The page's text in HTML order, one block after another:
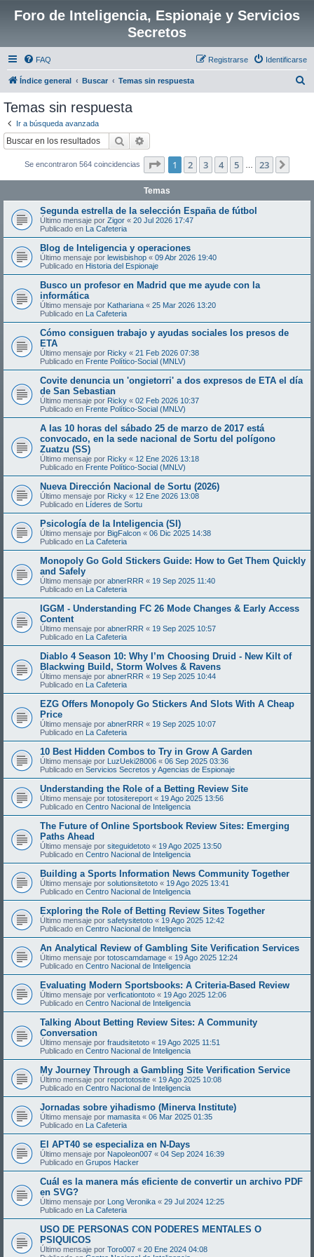
Foro de Inteligencia, Espionaje y Servicios
Secretos
FAQ Identificarse
Registrarse
Índice general Buscar Temas sin respuesta
Temas sin respuesta
Ir a búsqueda avanzada
Buscar
Se encontraron 564 coincidencias Página de 23
1 2 3 4 5 23
Temas
Segunda estrella de la selección España de fútbol
Último mensaje por Zigor « 20 Jul 2026 17:47
Publicado en La Cafeteria
Blog de Inteligencia y operaciones
Último mensaje por lewisbishop « 09 Abr 2026 19:40
Publicado en Historia del Espionaje
Busco un profesor en Madrid que me ayude con la
informática
Último mensaje por Kathariana « 25 Mar 2026 13:20
Publicado en La Cafeteria
Cómo consiguen trabajo y ayudas sociales los presos de
ETA
Último mensaje por Ricky « 21 Feb 2026 07:38
Publicado en Frente Político-Social (MNLV)
Covite denuncia un 'ongietorri' a dos expresos de ETA el día
de San Sebastian
Último mensaje por Ricky « 02 Feb 2026 10:37
Publicado en Frente Político-Social (MNLV)
A las 10 horas del sábado 25 de marzo de 2017 está
convocado, en la sede nacional de Sortu del polígono
Zuatzu (SS)
Último mensaje por Ricky « 12 Ene 2026 13:18
Publicado en Frente Político-Social (MNLV)
Nueva Dirección Nacional de Sortu (2026)
Último mensaje por Ricky « 12 Ene 2026 13:08
Publicado en Líderes de Sortu
Psicología de la Inteligencia (SI)
Último mensaje por BigFalcon « 06 Dic 2025 14:38
Publicado en La Cafeteria
Monopoly Go Gold Stickers Guide: How to Get Them Quickly
and Safely
Último mensaje por abnerRRR « 19 Sep 2025 11:40
Publicado en La Cafeteria
IGGM - Understanding FC 26 Mode Changes & Early Access
Content
Último mensaje por abnerRRR « 19 Sep 2025 10:57
Publicado en La Cafeteria
Diablo 4 Season 10: Why I’m Choosing Druid - New Kilt of
Blackwing Build, Storm Wolves & Ravens
Último mensaje por abnerRRR « 19 Sep 2025 10:44
Publicado en La Cafeteria
EZG Offers Monopoly Go Stickers And Slots With A Cheap
Price
Último mensaje por abnerRRR « 19 Sep 2025 10:07
Publicado en La Cafeteria
10 Best Hidden Combos to Try in Grow A Garden
Último mensaje por LuzUeki28006 « 06 Sep 2025 03:36
Publicado en Servicios Secretos y Agencias de Espionaje
Understanding the Role of a Betting Review Site
Último mensaje por totositereport « 19 Ago 2025 13:56
Publicado en Centro Nacional de Inteligencia
The Future of Online Sportsbook Review Sites: Emerging
Paths Ahead
Último mensaje por siteguidetoto « 19 Ago 2025 13:50
Publicado en Centro Nacional de Inteligencia
Building a Sports Information News Community Together
Último mensaje por solutionsitetoto « 19 Ago 2025 13:41
Publicado en Centro Nacional de Inteligencia
Exploring the Role of Betting Review Sites Together
Último mensaje por safetysitetoto « 19 Ago 2025 12:42
Publicado en Centro Nacional de Inteligencia
An Analytical Review of Gambling Site Verification Services
Último mensaje por totoscamdamage « 19 Ago 2025 12:24
Publicado en Centro Nacional de Inteligencia
Evaluating Modern Sportsbooks: A Criteria-Based Review
Último mensaje por verficationtoto « 19 Ago 2025 12:06
Publicado en Centro Nacional de Inteligencia
Talking About Betting Review Sites: A Community
Conversation
Último mensaje por fraudsitetoto « 19 Ago 2025 11:51
Publicado en Centro Nacional de Inteligencia
My Journey Through a Gambling Site Verification Service
Último mensaje por reportotosite « 19 Ago 2025 10:08
Publicado en Centro Nacional de Inteligencia
Jornadas sobre yihadismo (Minerva Institute)
Último mensaje por mamasita « 06 Mar 2025 01:35
Publicado en La Cafeteria
El APT40 se especializa en N-Days
Último mensaje por Napoleon007 « 04 Sep 2024 16:39
Publicado en Grupos Hacker
Cuál es la manera más eficiente de convertir un archivo PDF
en SVG?
Último mensaje por Long Veronika « 29 Jul 2024 12:25
Publicado en La Cafeteria
USO DE PERSONAS CON PODERES MENTALES O
PSIQUICOS
Último mensaje por Toro007 « 20 Ene 2024 04:08